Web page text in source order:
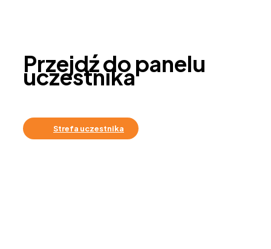
Przejdź do panelu
uczestnika
Strefa uczestnika